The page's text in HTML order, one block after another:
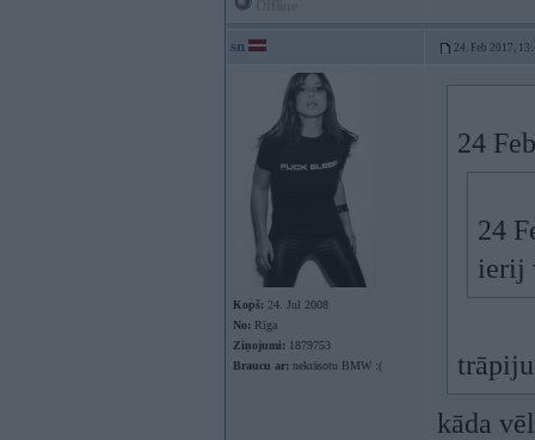
sn 24. Feb 2017,
Kopš: 24. Jul 2008
No: Rīga
Ziņojumi: 1879753
Braucu ar: nekrāsotu BMW :(
24
24
ierij
kāda